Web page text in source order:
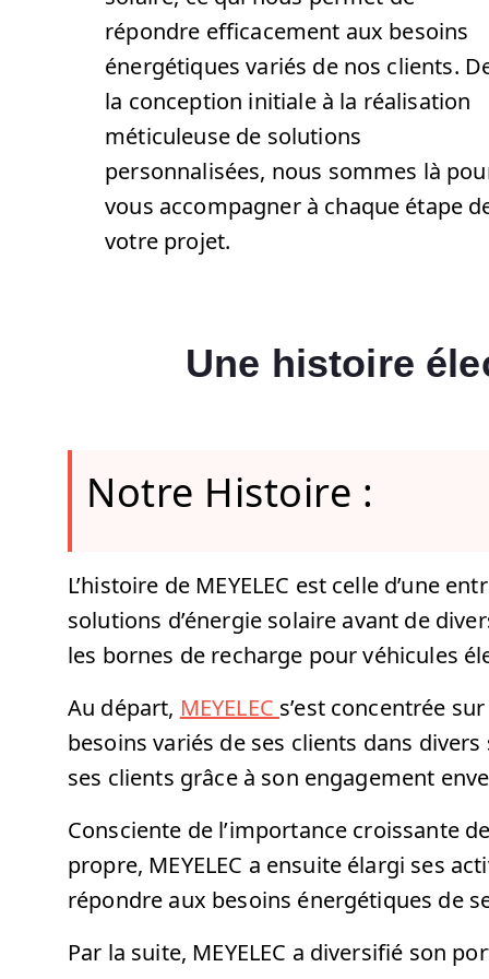
répondre efficacement aux besoins
énergétiques variés de nos clients.
la conception initiale à la réalisation
méticuleuse de solutions
personnalisées, nous sommes là
vous accompagner à chaque étape
votre projet.
Une histoire
Notre Histoire :
L’histoire de MEYELEC est celle d’une
solutions d’énergie solaire avant de
les bornes de recharge pour véhicules
Au départ, MEYELEC s’est concentrée
besoins variés de ses clients dans
ses clients grâce à son engagement
Consciente de l’importance croissante
propre, MEYELEC a ensuite élargi ses
répondre aux besoins énergétiques de
Par la suite, MEYELEC a diversifié son